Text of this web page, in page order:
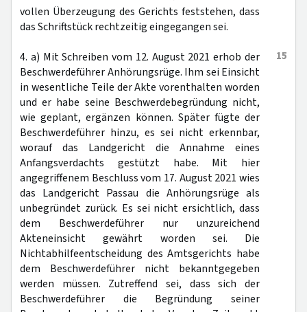
vollen Überzeugung des Gerichts feststehen, dass
das Schriftstück rechtzeitig eingegangen sei.
15
4. a) Mit Schreiben vom 12. August 2021 erhob der
Beschwerdeführer Anhörungsrüge. Ihm sei Einsicht
in wesentliche Teile der Akte vorenthalten worden
und er habe seine Beschwerdebegründung nicht,
wie geplant, ergänzen können. Später fügte der
Beschwerdeführer hinzu, es sei nicht erkennbar,
worauf das Landgericht die Annahme eines
Anfangsverdachts gestützt habe. Mit hier
angegriffenem Beschluss vom 17. August 2021 wies
das Landgericht Passau die Anhörungsrüge als
unbegründet zurück. Es sei nicht ersichtlich, dass
dem Beschwerdeführer nur unzureichend
Akteneinsicht gewährt worden sei. Die
Nichtabhilfeentscheidung des Amtsgerichts habe
dem Beschwerdeführer nicht bekanntgegeben
werden müssen. Zutreffend sei, dass sich der
Beschwerdeführer die Begründung seiner